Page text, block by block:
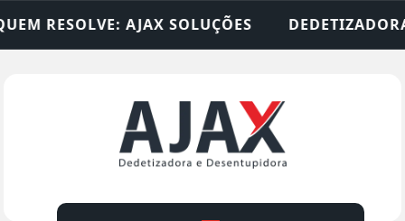
DEDETIZADORA • DESENTUPIDORA